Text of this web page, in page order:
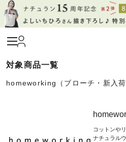
homeworking（ブローチ・新入
コットンや
ナチュラル